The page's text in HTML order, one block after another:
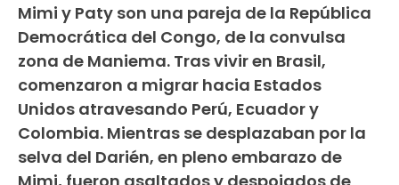
Mimi y Paty son una pareja de la República
Democrática del Congo, de la convulsa
zona de Maniema. Tras vivir en Brasil,
comenzaron a migrar hacia Estados
Unidos atravesando Perú, Ecuador y
Colombia. Mientras se desplazaban por la
selva del Darién, en pleno embarazo de